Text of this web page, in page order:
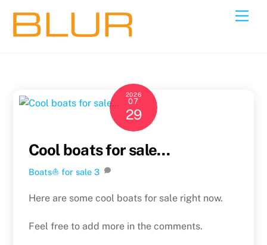
content
2026
07
29
Cool boats for sale…
Boats⛵️ for sale 3
Here are some cool boats for sale right now.
Feel free to add more in the comments.